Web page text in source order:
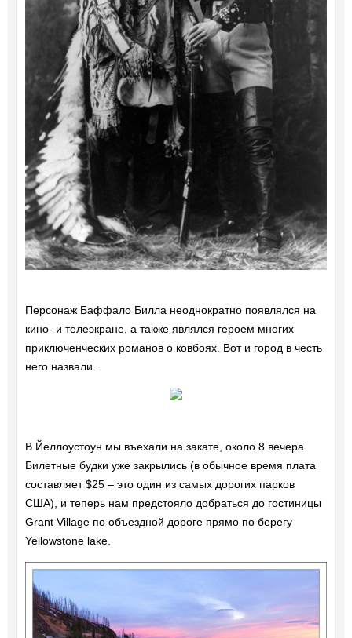
Персонаж Баффало Билла неоднократно появлялся на
кино- и телеэкране, а также являлся героем многих
приключенческих романов о ковбоях. Вот и город в честь
него назвали.
В Йеллоустоун мы въехали на закате, около 8 вечера.
Билетные будки уже закрылись (в обычное время плата
составляет $25 – это один из самых дорогих парков
США), и теперь нам предстояло добраться до гостиницы
Grant Village по объездной дороге прямо по берегу
Yellowstone lake.